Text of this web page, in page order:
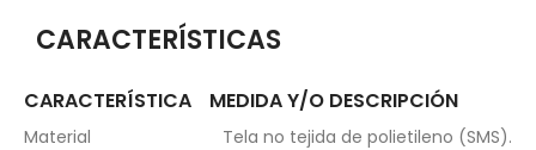
CARACTERÍSTICAS
CARACTERÍSTICA MEDIDA Y/O DESCRIPCIÓN
Material
Tela no tejida de polietileno (SMS).